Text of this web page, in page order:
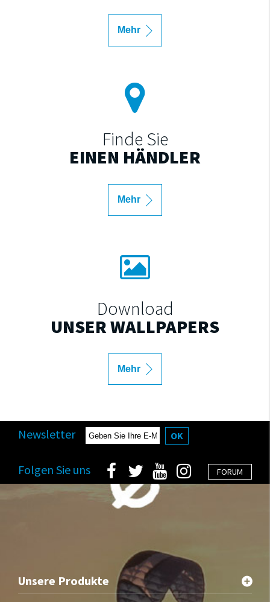
Mehr
Finde Sie
EINEN HÄNDLER
Mehr
Download
UNSER WALLPAPERS
Mehr
Newsletter OK
FORUM
Folgen Sie uns
Unsere Produkte